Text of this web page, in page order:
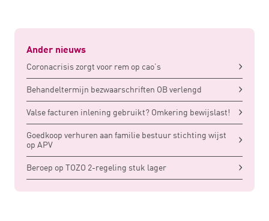
Ander nieuws
Coronacrisis zorgt voor rem op cao’s
Behandeltermijn bezwaarschriften OB verlengd
Valse facturen inlening gebruikt? Omkering bewijslast!
Goedkoop verhuren aan familie bestuur stichting wijst
op APV
Beroep op TOZO 2-regeling stuk lager